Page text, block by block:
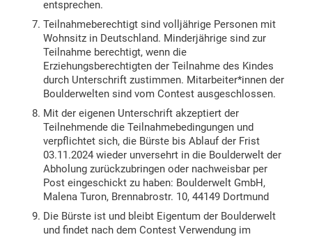
entsprechen.
Teilnahmeberechtigt sind volljährige Personen mit
Wohnsitz in Deutschland. Minderjährige sind zur
Teilnahme berechtigt, wenn die
Erziehungsberechtigten der Teilnahme des Kindes
durch Unterschrift zustimmen. Mitarbeiter*innen der
Boulderwelten sind vom Contest ausgeschlossen.
Mit der eigenen Unterschrift akzeptiert der
Teilnehmende die Teilnahmebedingungen und
verpflichtet sich, die Bürste bis Ablauf der Frist
03.11.2024 wieder unversehrt in die Boulderwelt der
Abholung zurückzubringen oder nachweisbar per
Post eingeschickt zu haben: Boulderwelt GmbH,
Malena Turon, Brennabrostr. 10, 44149 Dortmund
Die Bürste ist und bleibt Eigentum der Boulderwelt
und findet nach dem Contest Verwendung im